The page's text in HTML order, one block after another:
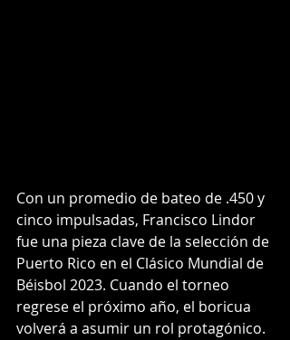
Con un promedio de bateo de .450 y
cinco impulsadas, Francisco Lindor
fue una pieza clave de la selección de
Puerto Rico en el Clásico Mundial de
Béisbol 2023. Cuando el torneo
regrese el próximo año, el boricua
volverá a asumir un rol protagónico.